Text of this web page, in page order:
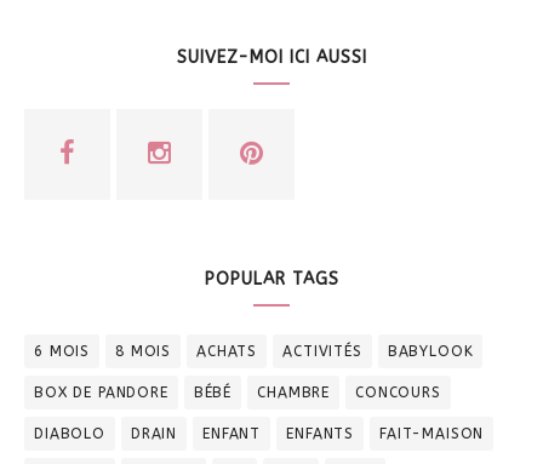
SUIVEZ-MOI ICI AUSSI
POPULAR TAGS
6 MOIS 8 MOIS ACHATS ACTIVITÉS BABYLOOK
BOX DE PANDORE BÉBÉ CHAMBRE CONCOURS
DIABOLO DRAIN ENFANT ENFANTS FAIT-MAISON